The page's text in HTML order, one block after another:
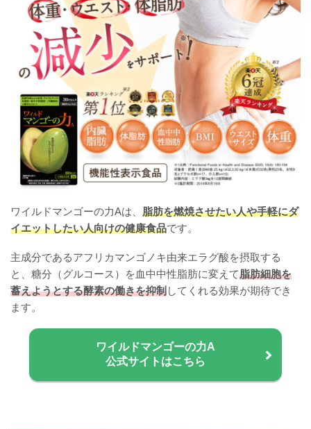
ワイルドマンゴーの力Aは、 脂肪を燃焼させたい人や手軽にダ
イエットしたい人向けの健康食品です。
主成分であるアフリカマンゴノキ由来エラグ酸を摂取する
と、糖分（グルコース）を血中中性脂肪に変えて脂肪細胞を
蓄えようとする酵素の働きを抑制 してくれる効果が期待でき
ます。
ワイルドマンゴーの力A
公式サイトはこちら